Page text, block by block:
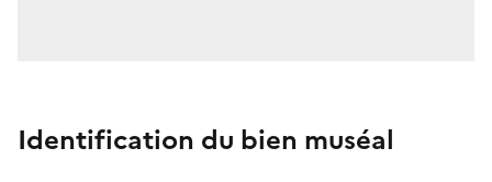
Identification du bien muséal